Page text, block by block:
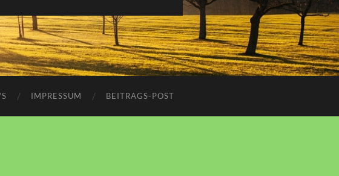
IMPRESSUM BEITRAGS-POST